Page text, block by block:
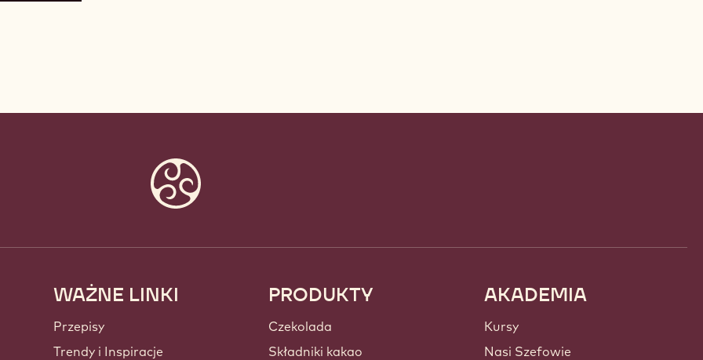
Footer
Callebaut
WAŻNE LINKI
Przepisy
Trendy i Inspiracje
PRODUKTY
Czekolada
Składniki kakao
AKADEMIA
Kursy
Nasi Szefowie